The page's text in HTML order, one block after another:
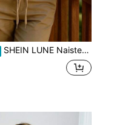
SHEIN LUNE Naisten rento ja mukava pyöreäkauluksinen hihallinen pusero, kesä